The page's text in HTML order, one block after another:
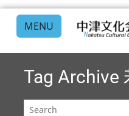
MENU
Tag Archive